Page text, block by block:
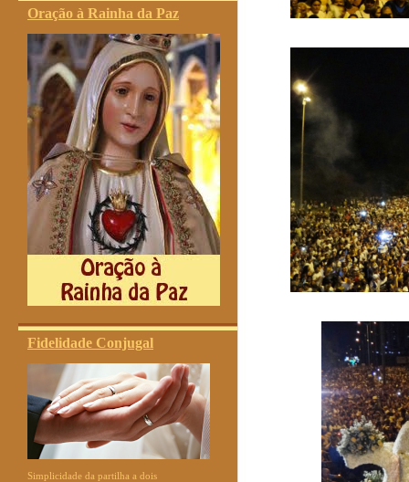
Oração à Rainha da Paz
Fidelidade Conjugal
Simplicidade da partilha a dois